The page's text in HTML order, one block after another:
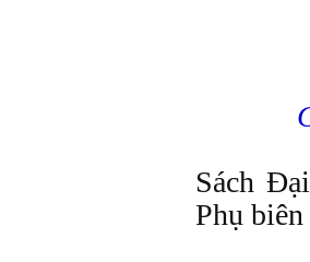
Sách
Phụ